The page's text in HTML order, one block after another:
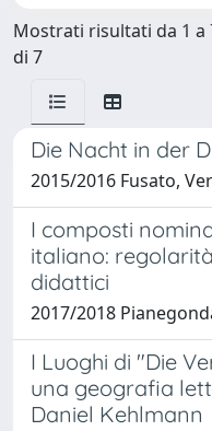
Mostrati risultati da 1 a
di 7
Die Nacht in der
2015/2016 Fusato,
I composti
italiano:
didattici
2017/2018
I Luoghi di "Die
una geografia
Daniel Kehlmann